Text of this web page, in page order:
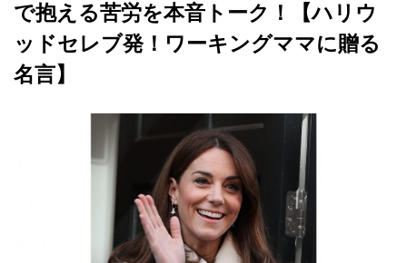
で抱える苦労を本音トーク！【ハリウ
ッドセレブ発！ワーキングママに贈る
名言】